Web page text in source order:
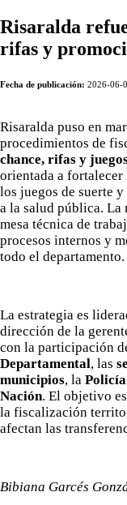
Risaralda
rifas y
Fecha de publicación: 2026-06-
Risaralda puso en
procedimientos de
chance, rifas y
orientada a
los juegos de suerte
a la salud pública. La
mesa técnica de
procesos internos y
todo el departamento.
La estrategia es
dirección de la
con la participación
Departamental, las
municipios, la
Nación. El objetivo
la fiscalización
afectan las
Bibiana Garcés